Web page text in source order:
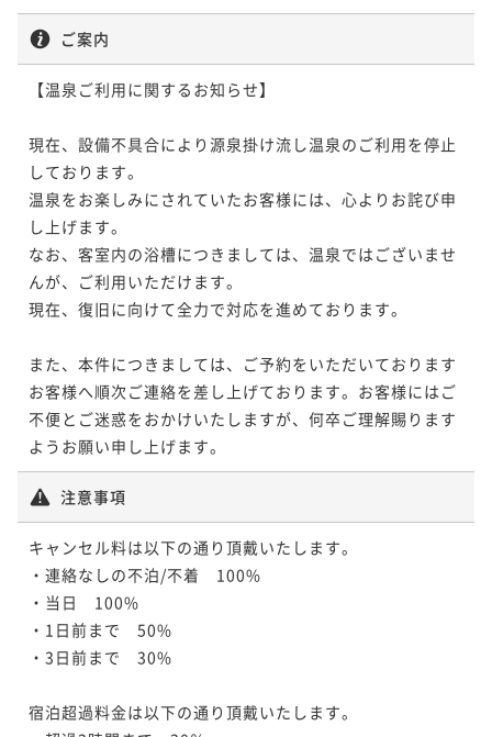
ご案内
【温泉ご利用に関するお知らせ】
現在、設備不具合により源泉掛け流し温泉のご利用を停止
しております。
温泉をお楽しみにされていたお客様には、心よりお詫び申
し上げます。
なお、客室内の浴槽につきましては、温泉ではございませ
んが、ご利用いただけます。
現在、復旧に向けて全力で対応を進めております。
また、本件につきましては、ご予約をいただいております
お客様へ順次ご連絡を差し上げております。お客様にはご
不便とご迷惑をおかけいたしますが、何卒ご理解賜ります
ようお願い申し上げます。
注意事項
キャンセル料は以下の通り頂戴いたします。
・連絡なしの不泊/不着　100%
・当日　100%
・1日前まで　50%
・3日前まで　30%
宿泊超過料金は以下の通り頂戴いたします。